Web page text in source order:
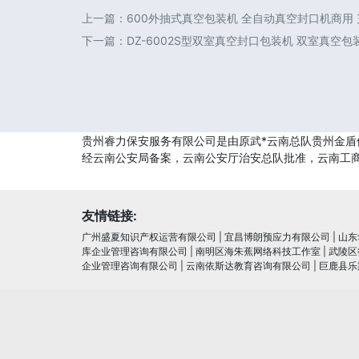
上一篇： 600外抽式真空包装机 全自动真空封口机商用
下一篇： DZ-6002S型双室真空封口包装机 双室真空包
贵州睿力保安服务有限公司是由原武*云南总队贵州金
经云南公安局备案，云南公安厅治安总队批准，云南
友情链接:
广州盛夏知识产权运营有限公司 宜昌博朗预应力有限公司
山
库企业管理咨询有限公司
南明区海朱蕉网络科技工作室
武陵
企业管理咨询有限公司
云南依斯达教育咨询有限公司 巨鹿县